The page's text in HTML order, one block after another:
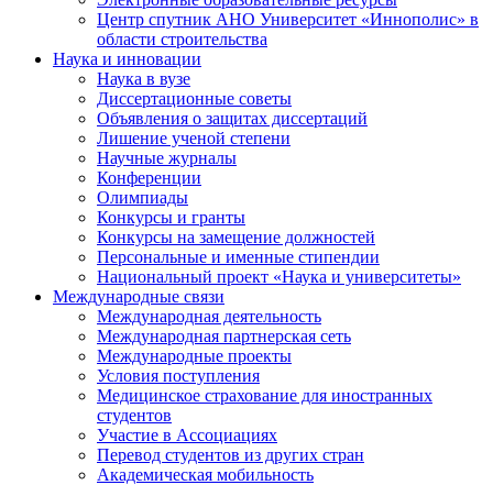
Центр спутник АНО Университет «Иннополис» в
области строительства
Наука и инновации
Наука в вузе
Диссертационные советы
Объявления о защитах диссертаций
Лишение ученой степени
Научные журналы
Конференции
Олимпиады
Конкурсы и гранты
Конкурсы на замещение должностей
Персональные и именные стипендии
Национальный проект «Наука и университеты»
Международные связи
Международная деятельность
Международная партнерская сеть
Международные проекты
Условия поступления
Медицинское страхование для иностранных
студентов
Участие в Ассоциациях
Перевод студентов из других стран
Академическая мобильность